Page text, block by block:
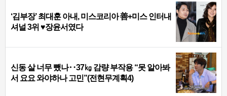
‘김부장’ 최대훈 아내, 미스코리아 善+미스 인터내
셔널 3위 ♥장윤서였다
신동 살 너무 뺐나‥37㎏ 감량 부작용 “못 알아봐
서 요요 와야하나 고민”(전현무계획4)